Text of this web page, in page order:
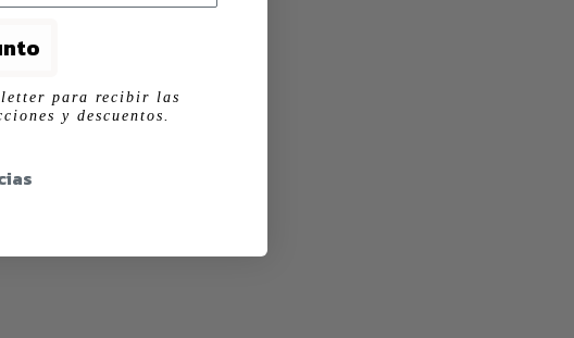
para recibir las
y descuentos.